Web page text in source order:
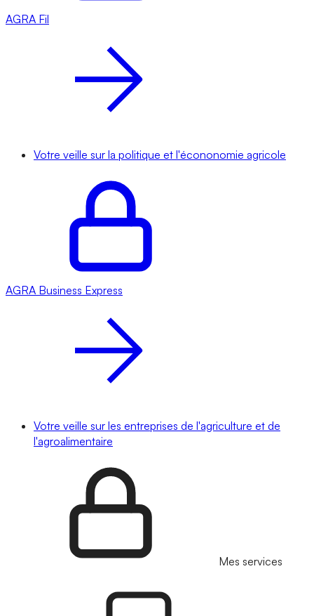
AGRA Fil
Votre veille sur la politique et l'écononomie agricole
AGRA Business Express
Votre veille sur les entreprises de l'agriculture et de
l'agroalimentaire
Mes services